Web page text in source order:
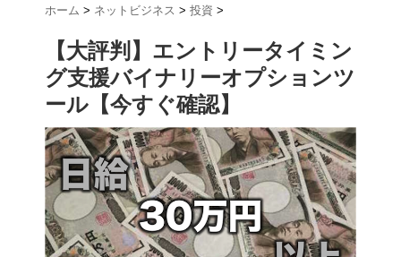
ホーム > ネットビジネス > 投資 >
【大評判】エントリータイミン
グ支援バイナリーオプションツ
ール【今すぐ確認】